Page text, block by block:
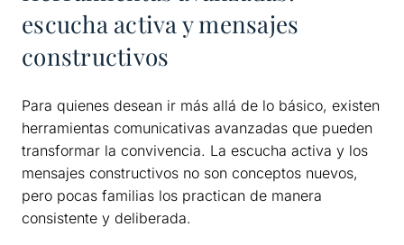
escucha activa y mensajes
constructivos
Para quienes desean ir más allá de lo básico, existen
herramientas comunicativas avanzadas que pueden
transformar la convivencia. La escucha activa y los
mensajes constructivos no son conceptos nuevos,
pero pocas familias los practican de manera
consistente y deliberada.